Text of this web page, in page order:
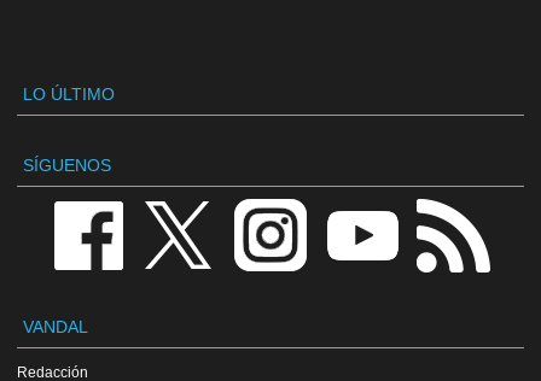
LO ÚLTIMO
SÍGUENOS
VANDAL
Redacción